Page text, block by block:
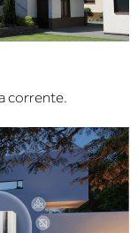
corrente.